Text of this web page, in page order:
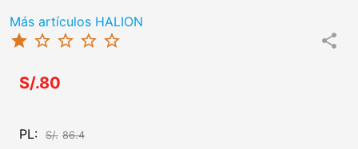
Más artículos HALION
star star_border star_border star_border star_border share
S/.80
PL: S/. 86.4